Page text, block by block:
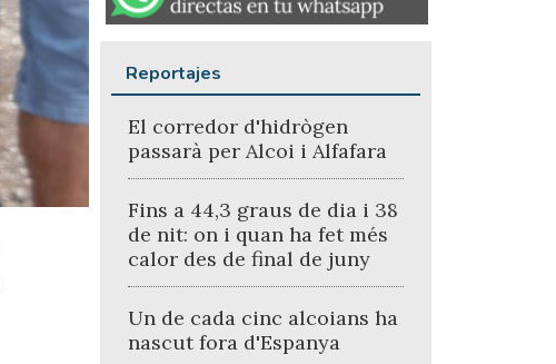
Reportajes
El corredor d'hidrògen
passarà per Alcoi i Alfafara
Fins a 44,3 graus de dia i 38
de nit: on i quan ha fet més
calor des de final de juny
Un de cada cinc alcoians ha
nascut fora d'Espanya